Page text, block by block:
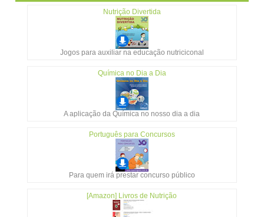
Nutrição Divertida
Jogos para auxiliar na educação nutriciconal
Química no Dia a Dia
A aplicação da Química no nosso dia a dia
Português para Concursos
Para quem irá prestar concurso público
[Amazon] Livros de Nutrição